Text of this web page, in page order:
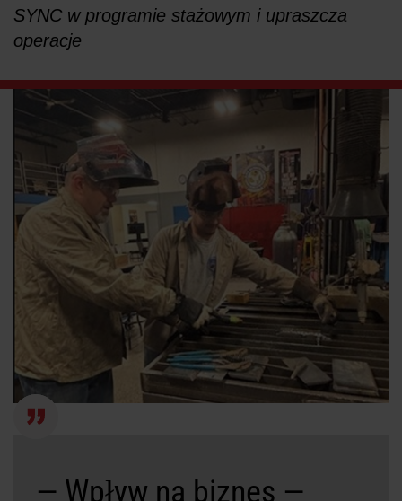
ZALOGUJ
Utwórz konto
Nie pamiętasz hasła?
Produkty
Rozwiązania
Zasoby
O firmie
Gdzie kupić
SYNC w programie stażowym i upraszcza
operacje
— Wpływ na biznes —